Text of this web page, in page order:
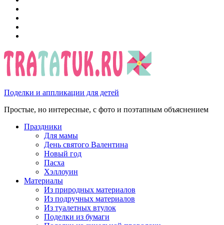
Поделки и аппликации для детей
Простые, но интересные, с фото и поэтапным объяснением
Праздники
Для мамы
День святого Валентина
Новый год
Пасха
Хэллоуин
Материалы
Из природных материалов
Из подручных материалов
Из туалетных втулок
Поделки из бумаги